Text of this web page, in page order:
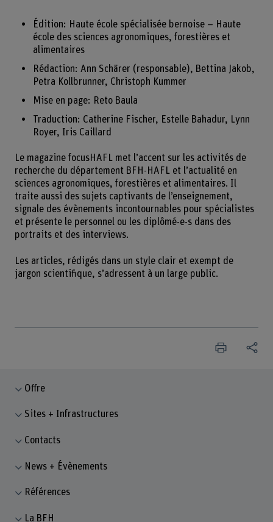
Édition: Haute école spécialisée bernoise – Haute
école des sciences agronomiques, forestières et
alimentaires
Rédaction: Ann Schärer (responsable), Bettina Jakob,
Petra Kollbrunner, Christoph Kummer
Mise en page: Reto Baula
Traduction: Catherine Fischer, Estelle Bahadur, Lynn
Royer, Iris Caillard
Le magazine focusHAFL met l’accent sur les activités de
recherche du département BFH-HAFL et l’actualité en
sciences agronomiques, forestières et alimentaires. Il
traite aussi des sujets captivants de l’enseignement,
signale des évènements incontournables pour spécialistes
et présente le personnel ou les diplômé-e-s dans des
portraits et des interviews.
Les articles, rédigés dans un style clair et exempt de
jargon scientifique, s’adressent à un large public.
Offre
Sites + Infrastructures
Contacts
News + Évènements
Références
La BFH